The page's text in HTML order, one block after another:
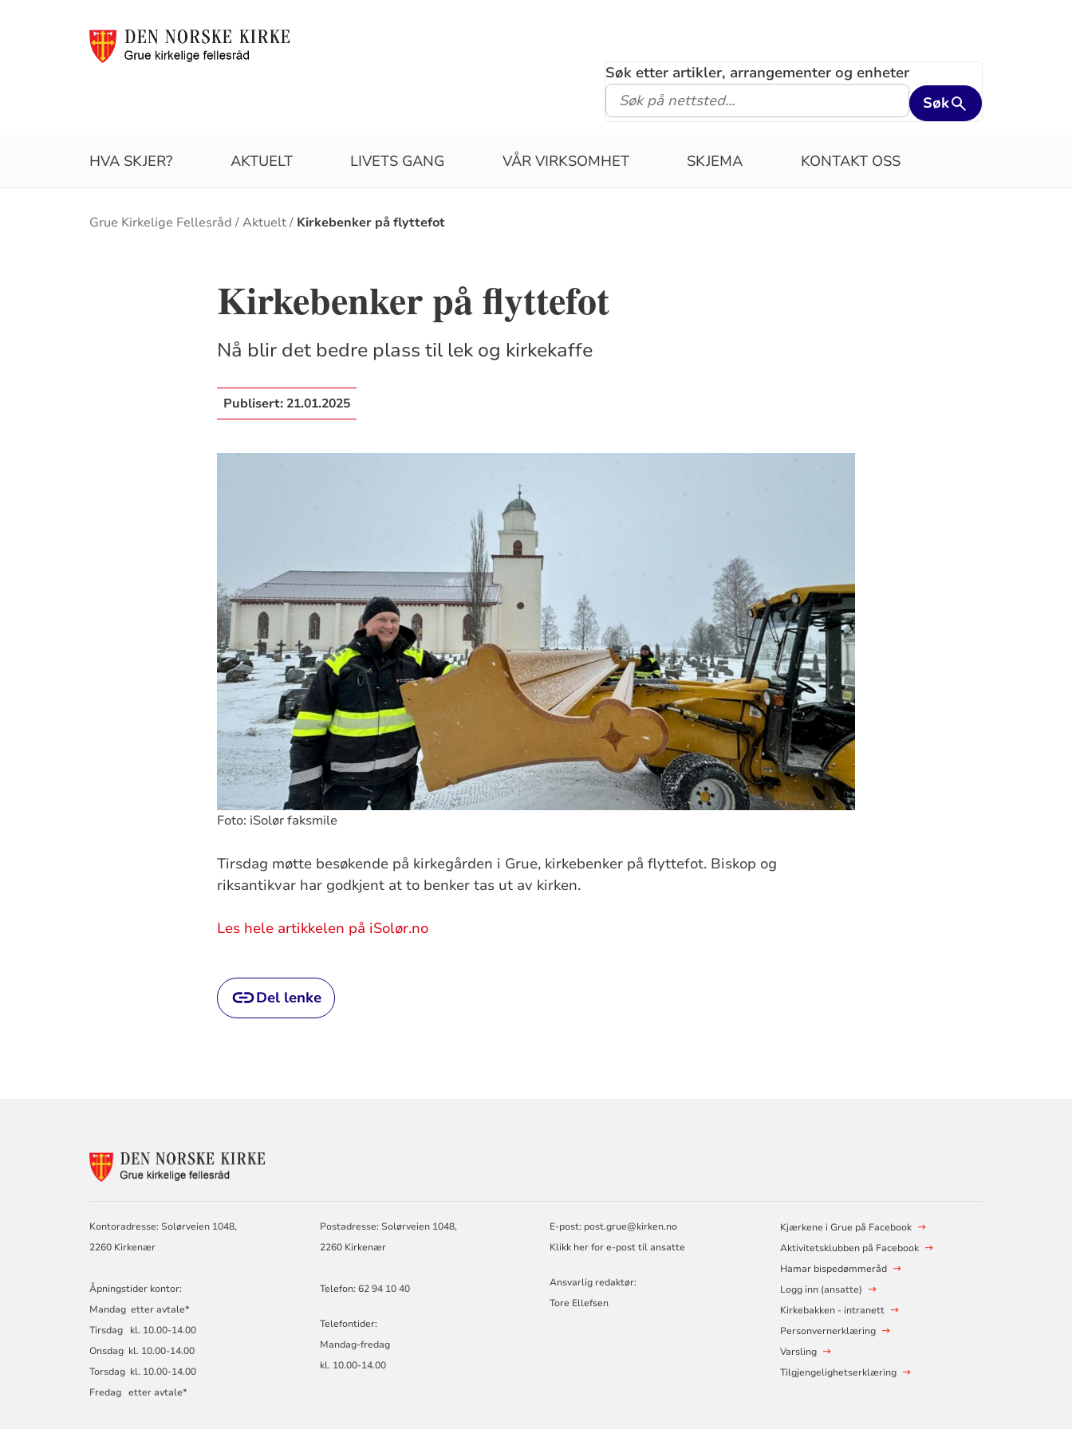
Søk etter artikler, arrangementer og enheter
Søk
HVA SKJER? AKTUELT LIVETS GANG VÅR VIRKSOMHET SKJEMA KONTAKT OSS
Brødsmulesti
Grue Kirkelige Fellesråd Aktuelt Kirkebenker på flyttefot
Kirkebenker på flyttefot
Nå blir det bedre plass til lek og kirkekaffe
Publisert: 21.01.2025
Foto: iSolør faksmile
Tirsdag møtte besøkende på kirkegården i Grue, kirkebenker på flyttefot. Biskop og
riksantikvar har godkjent at to benker tas ut av kirken.
Les hele artikkelen på iSolør.no
Del lenke
KONTAKTINFORMASJON
FELLESRÅD
Kontoradresse: Solørveien 1048,
2260 Kirkenær
Åpningstider kontor:
Mandag etter avtale*
Tirsdag kl. 10.00-14.00
Onsdag kl. 10.00-14.00
Torsdag kl. 10.00-14.00
Fredag etter avtale*
Postadresse: Solørveien 1048,
2260 Kirkenær
Telefon: 62 94 10 40
Telefontider:
Mandag-fredag
kl. 10.00-14.00
E-post: post.grue@kirken.no
Klikk her for e-post til ansatte
Ansvarlig redaktør:
Tore Ellefsen
Kjærkene i Grue på Facebook
Aktivitetsklubben på Facebook
Hamar bispedømmeråd
Logg inn (ansatte)
Kirkebakken - intranett
Personvernerklæring
Varsling
Tilgjengelighetserklæring